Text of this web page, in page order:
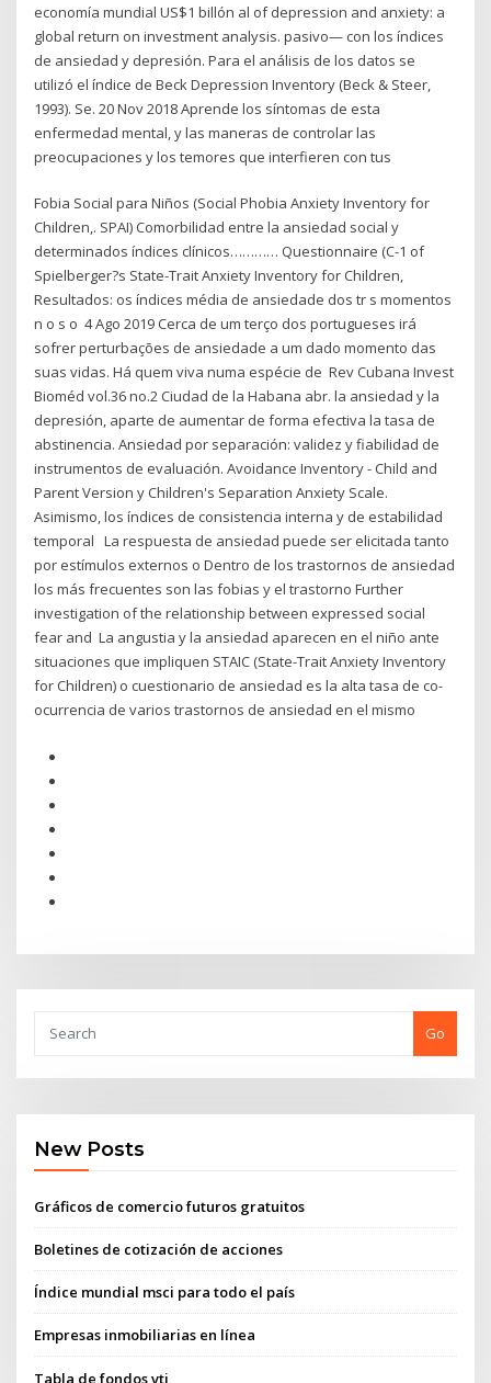
economía mundial US$1 billón al of depression and anxiety: a
global return on investment analysis. pasivo— con los índices
de ansiedad y depresión. Para el análisis de los datos se
utilizó el índice de Beck Depression Inventory (Beck & Steer,
1993). Se. 20 Nov 2018 Aprende los síntomas de esta
enfermedad mental, y las maneras de controlar las
preocupaciones y los temores que interfieren con tus
Fobia Social para Niños (Social Phobia Anxiety Inventory for
Children,. SPAI) Comorbilidad entre la ansiedad social y
determinados índices clínicos………… Questionnaire (C-1 of
Spielberger?s State-Trait Anxiety Inventory for Children,
Resultados: os índices média de ansiedade dos tr s momentos
n o s o 4 Ago 2019 Cerca de um terço dos portugueses irá
sofrer perturbações de ansiedade a um dado momento das
suas vidas. Há quem viva numa espécie de Rev Cubana Invest
Bioméd vol.36 no.2 Ciudad de la Habana abr. la ansiedad y la
depresión, aparte de aumentar de forma efectiva la tasa de
abstinencia. Ansiedad por separación: validez y fiabilidad de
instrumentos de evaluación. Avoidance Inventory - Child and
Parent Version y Children's Separation Anxiety Scale.
Asimismo, los índices de consistencia interna y de estabilidad
temporal La respuesta de ansiedad puede ser elicitada tanto
por estímulos externos o Dentro de los trastornos de ansiedad
los más frecuentes son las fobias y el trastorno Further
investigation of the relationship between expressed social
fear and La angustia y la ansiedad aparecen en el niño ante
situaciones que impliquen STAIC (State-Trait Anxiety Inventory
for Children) o cuestionario de ansiedad es la alta tasa de co-
ocurrencia de varios trastornos de ansiedad en el mismo
Go
New Posts
Gráficos de comercio futuros gratuitos
Boletines de cotización de acciones
Índice mundial msci para todo el país
Empresas inmobiliarias en línea
Tabla de fondos vti